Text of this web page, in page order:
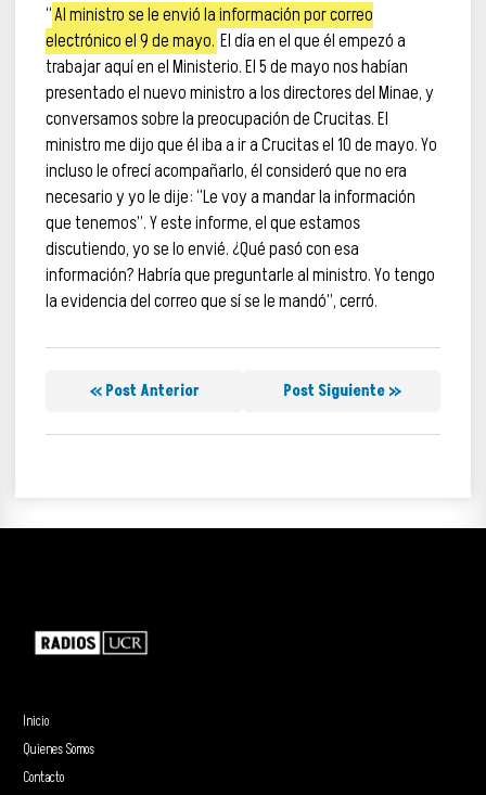
“Al ministro se le envió la información por correo
electrónico el 9 de mayo. El día en el que él empezó a
trabajar aquí en el Ministerio. El 5 de mayo nos habían
presentado el nuevo ministro a los directores del Minae, y
conversamos sobre la preocupación de Crucitas. El
ministro me dijo que él iba a ir a Crucitas el 10 de mayo. Yo
incluso le ofrecí acompañarlo, él consideró que no era
necesario y yo le dije: “Le voy a mandar la información
que tenemos”. Y este informe, el que estamos
discutiendo, yo se lo envié. ¿Qué pasó con esa
información? Habría que preguntarle al ministro. Yo tengo
la evidencia del correo que sí se le mandó”, cerró.
« Post Anterior Post Siguiente »
Inicio
Quienes Somos
Contacto